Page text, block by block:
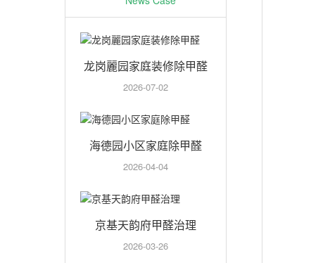
龙岗麗园家庭装修除甲醛
2026-07-02
海德园小区家庭除甲醛
2026-04-04
京基天韵府甲醛治理
2026-03-26